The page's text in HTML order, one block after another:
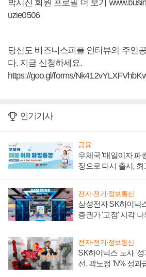
박시진 회원 프로필 더 보기
uzie0506
당신도 비즈니스피플 인터뷰의 주인
다. 지금 신청하세요.
https://goo.gl/forms/
인기기사
금융
우체국 '매일이자 파
정으로 다시 출시, 최
전자·전기·정보통신
삼성전자 SK하이닉
증권가 '고점' 시각
전자·전기·정보통신
SK하이닉스 노사 '
선, 곽노정 'N% 성과